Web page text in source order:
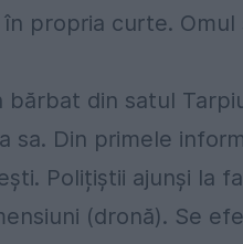
propria curte.
bărbat din satul
sa. Din primele
Polițiștii ajunși la
(dronă). Se